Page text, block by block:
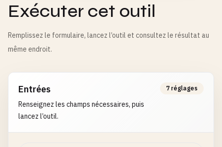
Exécuter cet outil
Remplissez le formulaire, lancez l’outil et consultez le résultat au
même endroit.
Entrées
Renseignez les champs nécessaires, puis
lancez l’outil.
7 réglages